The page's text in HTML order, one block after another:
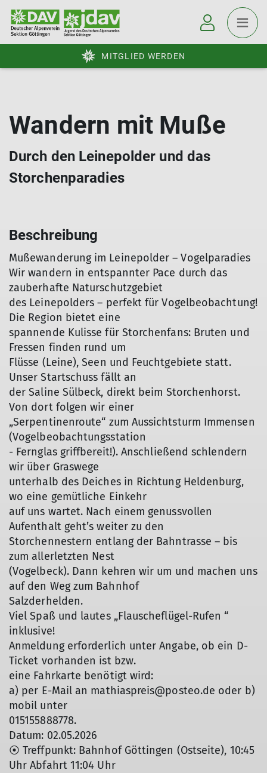
MITGLIED WERDEN
Wandern mit Muße
Durch den Leinepolder und das
Storchenparadies
Beschreibung
Mußewanderung im Leinepolder – Vogelparadies
Wir wandern in entspannter Pace durch das
zauberhafte Naturschutzgebiet
des Leinepolders – perfekt für Vogelbeobachtung!
Die Region bietet eine
spannende Kulisse für Storchenfans: Bruten und
Fressen finden rund um
Flüsse (Leine), Seen und Feuchtgebiete statt.
Unser Startschuss fällt an
der Saline Sülbeck, direkt beim Storchenhorst.
Von dort folgen wir einer
„Serpentinenroute“ zum Aussichtsturm Immensen
(Vogelbeobachtungsstation
- Fernglas griffbereit!). Anschließend schlendern
wir über Graswege
unterhalb des Deiches in Richtung Heldenburg,
wo eine gemütliche Einkehr
auf uns wartet. Nach einem genussvollen
Aufenthalt geht’s weiter zu den
Storchennestern entlang der Bahntrasse – bis
zum allerletzten Nest
(Vogelbeck). Dann kehren wir um und machen uns
auf den Weg zum Bahnhof
Salzderhelden.
Viel Spaß und lautes „Flauscheflügel-Rufen “
inklusive!
Anmeldung erforderlich unter Angabe, ob ein D-
Ticket vorhanden ist bzw.
eine Fahrkarte benötigt wird:
a) per E-Mail an mathiaspreis@posteo.de oder b)
mobil unter
015155888778.
Datum: 02.05.2026
⦿ Treffpunkt: Bahnhof Göttingen (Ostseite), 10:45
Uhr Abfahrt 11:04 Uhr